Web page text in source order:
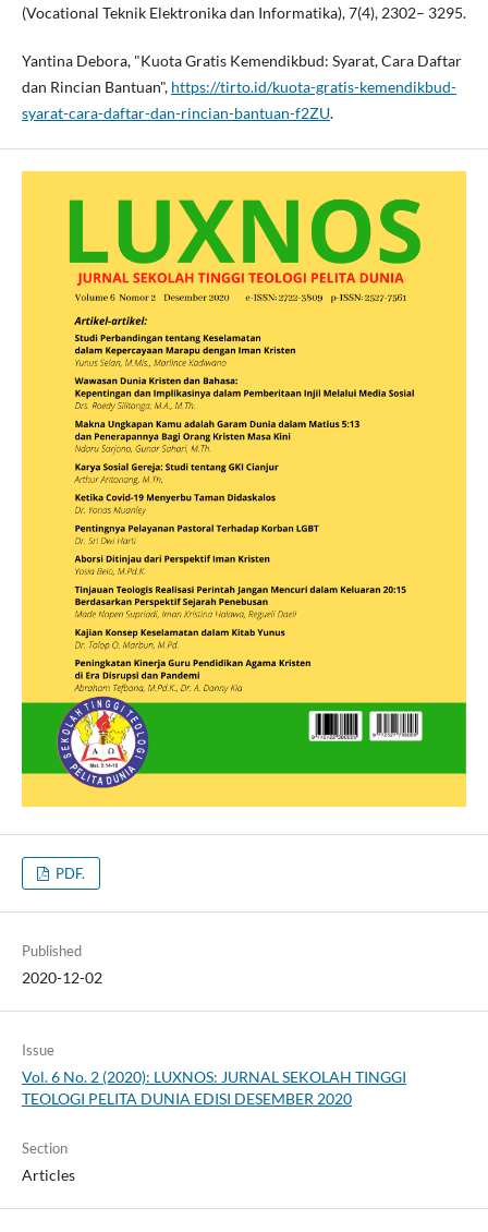
(Vocational Teknik Elektronika dan Informatika), 7(4), 2302– 3295.
Yantina Debora, "Kuota Gratis Kemendikbud: Syarat, Cara Daftar
dan Rincian Bantuan", https://tirto.id/kuota-gratis-kemendikbud-
syarat-cara-daftar-dan-rincian-bantuan-f2ZU.
PDF.
Published
2020-12-02
Issue
Vol. 6 No. 2 (2020): LUXNOS: JURNAL SEKOLAH TINGGI
TEOLOGI PELITA DUNIA EDISI DESEMBER 2020
Section
Articles